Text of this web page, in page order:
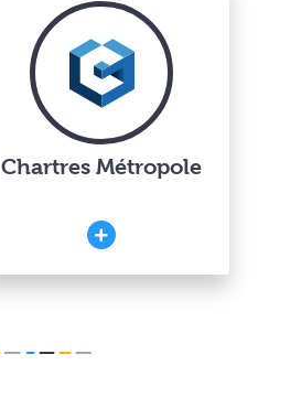
Chartres Métropole